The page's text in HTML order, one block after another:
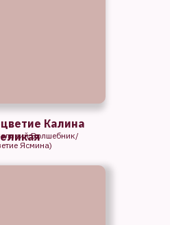
Волшебник/
Ясмина)
Калина